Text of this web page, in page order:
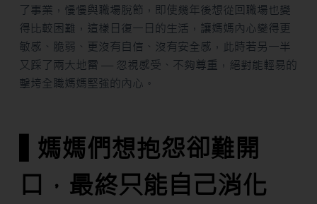
了事業，慢慢與職場脫節，即使幾年後想從回職場也變
得比較困難，這樣日復一日的生活，讓媽媽內心變得更
敏感、脆弱、更沒有自信、沒有安全感，此時若另一半
又踩了兩大地雷 — 忽視感受、不夠尊重，絕對能輕易的
擊垮全職媽媽堅強的內心。
▌媽媽們想抱怨卻難開
口，最終只能自己消化